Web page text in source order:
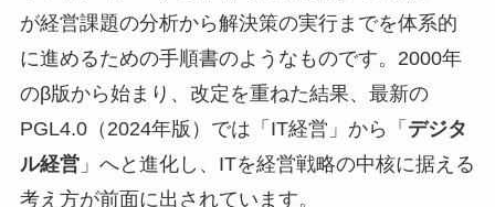
が経営課題の分析から解決策の実行までを体系的
に進めるための手順書のようなものです。2000年
のβ版から始まり、改定を重ねた結果、最新の
PGL4.0（2024年版）では「IT経営」から「 デジタ
ル経営」へと進化し、ITを経営戦略の中核に据える
考え方が前面に出されています。